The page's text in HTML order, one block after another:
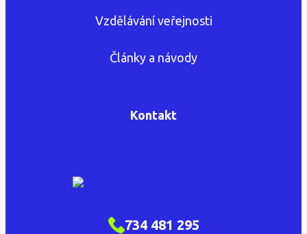
Vzdělávání veřejnosti
Články a návody
Kontakt
734 481 295